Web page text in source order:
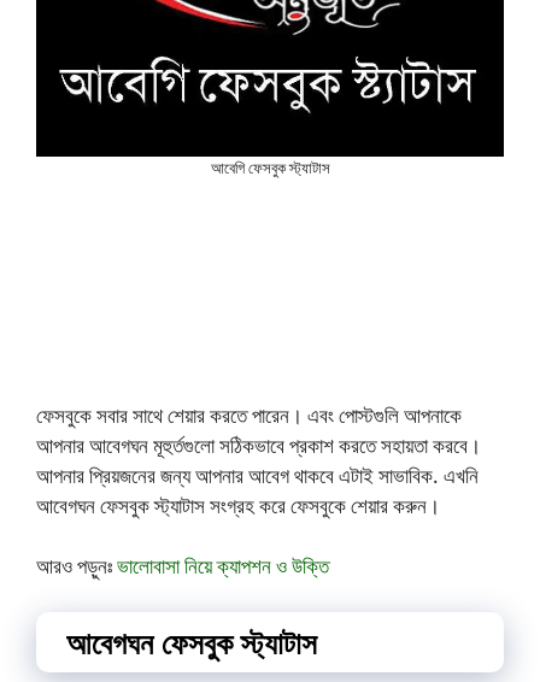
আবেগি ফেসবুক স্ট্যাটাস
ফেসবুকে সবার সাথে শেয়ার করতে পারেন। এবং পোস্টগুলি আপনাকে
আপনার আবেগঘন মূহুর্তগুলো সঠিকভাবে প্রকাশ করতে সহায়তা করবে।
আপনার প্রিয়জনের জন্য আপনার আবেগ থাকবে এটাই সাভাবিক. এখনি
আবেগঘন ফেসবুক স্ট্যাটাস সংগ্রহ করে ফেসবুকে শেয়ার করুন।
আরও পড়ুনঃভালোবাসা নিয়ে ক্যাপশন ও উক্তি
আবেগঘন ফেসবুক স্ট্যাটাস